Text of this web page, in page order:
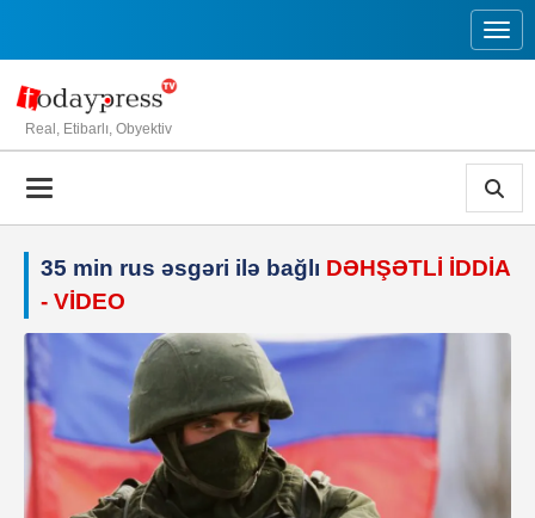
Real, Etibarlı, Obyektiv
35 min rus əsgəri ilə bağlı DƏHŞƏTLİ İDDİA
- VİDEO